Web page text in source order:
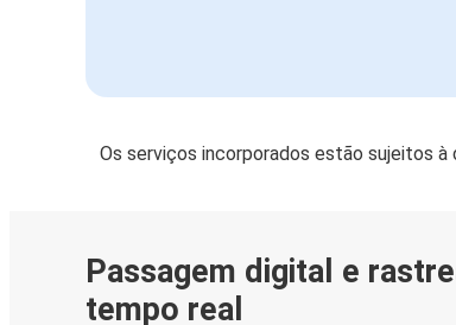
Os serviços incorporados estão sujeitos à
Passagem digital e
tempo real